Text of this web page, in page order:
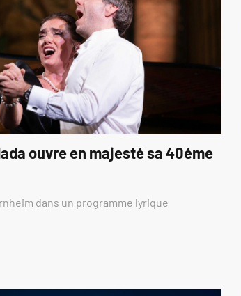
ouvre en majesté sa 40éme
dans un programme lyrique